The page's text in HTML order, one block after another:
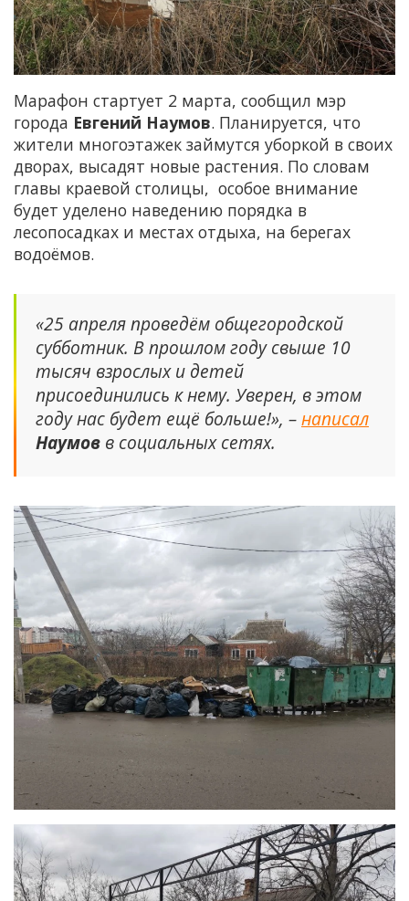
Марафон стартует 2 марта, сообщил мэр
города Евгений Наумов. Планируется, что
жители многоэтажек займутся уборкой в своих
дворах, высадят новые растения. По словам
главы краевой столицы, особое внимание
будет уделено наведению порядка в
лесопосадках и местах отдыха, на берегах
водоёмов.
«25 апреля проведём общегородской
субботник. В прошлом году свыше 10
тысяч взрослых и детей
присоединились к нему. Уверен, в этом
году нас будет ещё больше!», –написал
Наумов в социальных сетях.